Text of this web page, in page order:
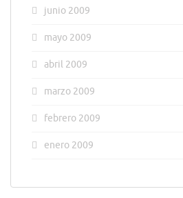
junio 2009
mayo 2009
abril 2009
marzo 2009
febrero 2009
enero 2009